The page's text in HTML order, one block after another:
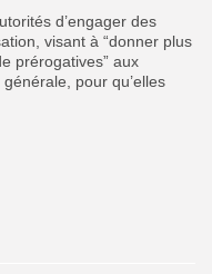
d’engager des
visant à “donner plus
prérogatives” aux
pour qu’elles